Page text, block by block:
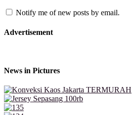
Notify me of new posts by email.
Advertisement
News in Pictures